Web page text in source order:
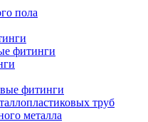
пола
фитинги
фитинги
труб
металла